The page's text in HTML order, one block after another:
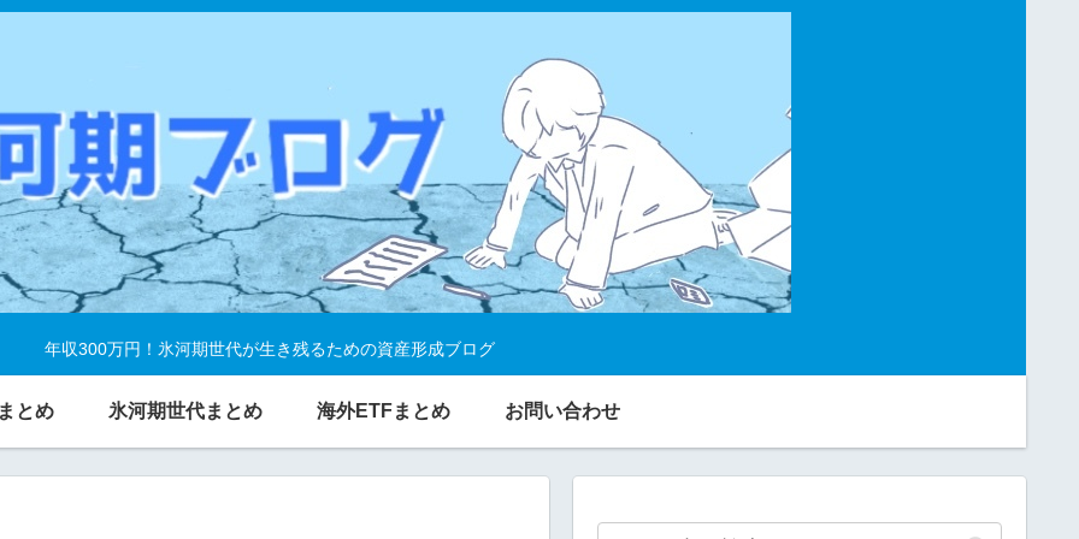
年収300万円！氷河期世代が生き残るための資産形成ブログ
とめ 氷河期世代まとめ 海外ETFまとめ お問い合わせ